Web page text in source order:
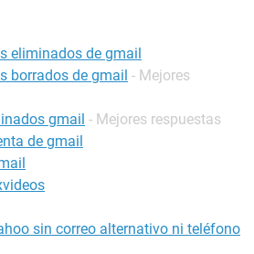
eliminados de gmail
borrados de gmail - Mejores
gmail - Mejores respuestas
de gmail
sin correo alternativo ni teléfono